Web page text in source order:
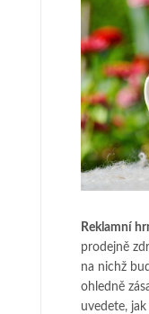
Reklamní
prodejně
na nichž
ohledně
uvedete,